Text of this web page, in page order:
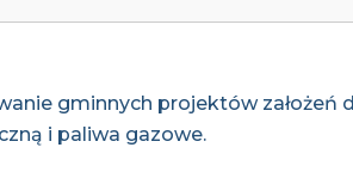
gminnych projektów założeń
i paliwa gazowe.